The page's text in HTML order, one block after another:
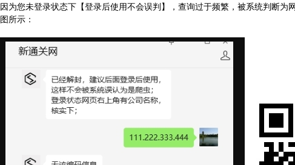
因为您未登录状态下【登录后使用不会误判】，查询过于频繁，被系统判断
图所示：